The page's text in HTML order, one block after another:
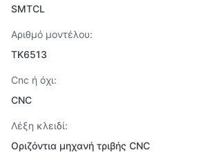
SMTCL
Αριθμό μοντέλου:
TK6513
Cnc ή όχι:
CNC
Λέξη κλειδί:
Οριζόντια μηχανή τριβής CNC